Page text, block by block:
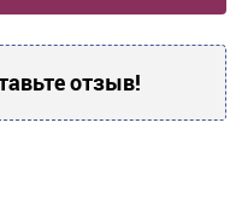
отзыв!